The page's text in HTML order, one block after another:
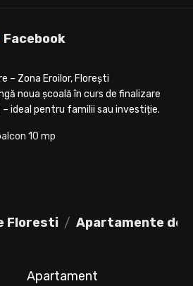
Floresti Apartamente de
Facebook
– Zona Eroilor, Florești
noua școală în curs de finalizare
ideal pentru familii sau investiție.
10 mp
Apartament